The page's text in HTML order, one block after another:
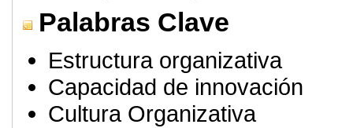
Palabras Clave
Estructura organizativa
Capacidad de innovación
Cultura Organizativa